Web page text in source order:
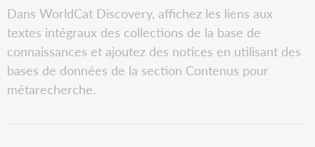
que
PDFpropos
des
collections
la
base
Dans WorldCat Discovery, affichez les liens aux
textes intégraux des collections de la base de
connaissances et ajoutez des notices en utilisant des
bases de données de la section Contenus pour
métarecherche.